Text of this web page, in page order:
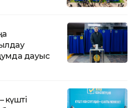
дауыс
күшті